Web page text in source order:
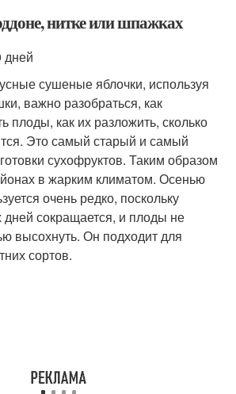
нитке или шпажках
дней
сушеные яблочки, используя
важно разобраться, как
плоды, как их разложить, сколько
Это самый старый и самый
сухофруктов. Таким образом
в жарким климатом. Осенью
очень редко, поскольку
дней сокращается, и плоды не
высохнуть. Он подходит для
сортов.